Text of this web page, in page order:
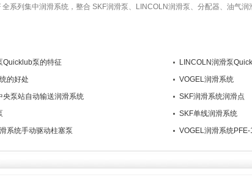
全系列集中润滑系统，整合 SKF润滑泵、LINCOLN润滑泵、分配器、油气润
Quicklub泵的特征
LINCOLN润滑泵
的好处
VOGEL润滑系统
央泵站自动输送润滑系统
SKF润滑系统润滑点
SKF单线润滑系统
系统手动驱动柱塞泵
VOGEL润滑系统